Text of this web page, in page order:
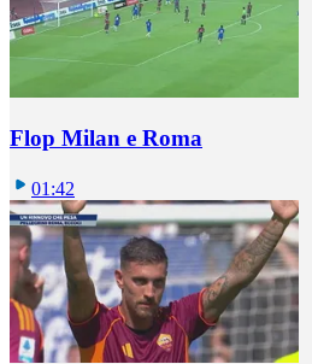
Flop Milan e Roma
01:42